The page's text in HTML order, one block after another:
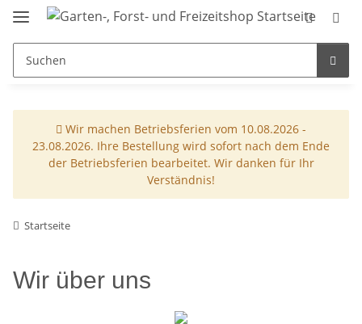
Wir machen Betriebsferien vom 10.08.2026 -
23.08.2026. Ihre Bestellung wird sofort nach dem Ende
der Betriebsferien bearbeitet. Wir danken für Ihr
Verständnis!
Startseite
Wir über uns